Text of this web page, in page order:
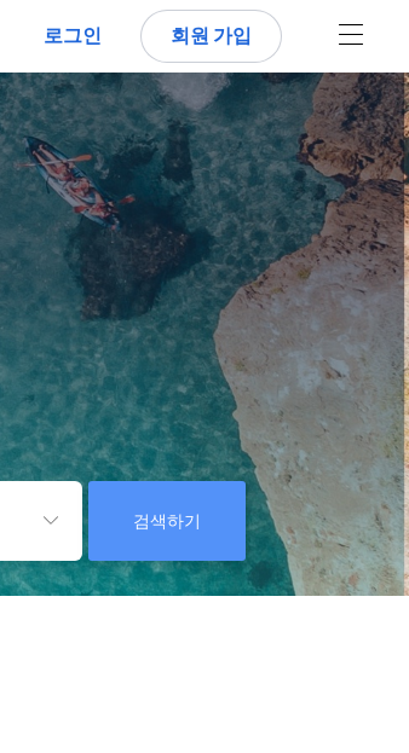
로그인 회원 가입
검색하기